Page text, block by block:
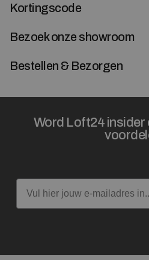
Kortingscode
Bezoek onze showroom
Bestellen & Bezorgen
Word Loft24 insider
Email